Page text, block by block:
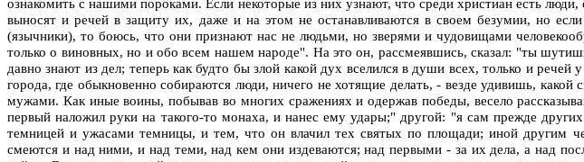
ознакомить с нашими пороками. Если некоторые из них узнают, что среди христиан есть
выносят и речей в защиту их, даже и на этом не останавливаются в своем безумии, но
(язычники), то боюсь, что они признают нас не людьми, но зверями и чудовищами
только о виновных, но и обо всем нашем народе". На это он, рассмеявшись, сказал: "ты
давно знают из дел; теперь как будто бы злой какой дух вселился в души всех, только и
города, где обыкновенно собираются люди, ничего не хотящие делать, - везде удивишь,
мужами. Как иные воины, побывав во многих сражениях и одержав победы, весело
первый наложил руки на такого-то монаха, и нанес ему удары;" другой: "я сам прежде
темницей и ужасами темницы, и тем, что он влачил тех святых по площади; иной другим
смеются и над ними, и над теми, над кем они издеваются; над первыми - за их дела, а над